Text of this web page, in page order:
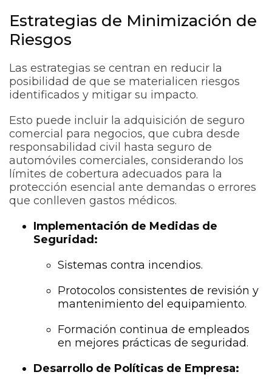
Estrategias de Minimización de
Riesgos
Las estrategias se centran en reducir la
posibilidad de que se materialicen riesgos
identificados y mitigar su impacto.
Esto puede incluir la adquisición de seguro
comercial para negocios, que cubra desde
responsabilidad civil hasta seguro de
automóviles comerciales, considerando los
límites de cobertura adecuados para la
protección esencial ante demandas o errores
que conlleven gastos médicos.
Implementación de Medidas de
Seguridad:
Sistemas contra incendios.
Protocolos consistentes de revisión y
mantenimiento del equipamiento.
Formación continua de empleados
en mejores prácticas de seguridad.
Desarrollo de Políticas de Empresa: